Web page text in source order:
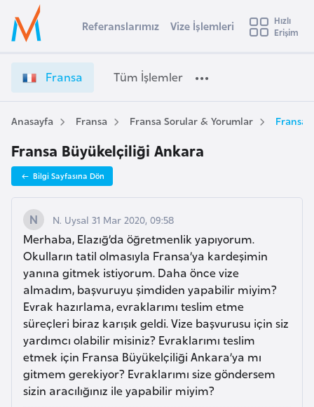
Ülke Seçimi
Başvuru yapmak istediğiniz ülkeyi seçin
Üye
Girişi
r
n
s
a
i
z
e
İ
ş
l
e
m
l
e
r
e
t
Referanslarımız Vize İşlemleri
Hızlı
Erişim
Fransa Tüm İşlemler
Anasayfa Fransa Fransa Sorular & Yorumlar Fransa
Fransa Büyükelçiliği Ankara
Bilgi Sayfasına Dön
N. Uysal 31 Mar 2020, 09:58
Merhaba, Elazığ’da öğretmenlik yapıyorum.
Okulların tatil olmasıyla Fransa’ya kardeşimin
yanına gitmek istiyorum. Daha önce vize
almadım, başvuruyu şimdiden yapabilir miyim?
Evrak hazırlama, evraklarımı teslim etme
süreçleri biraz karışık geldi. Vize başvurusu için siz
yardımcı olabilir misiniz? Evraklarımı teslim
etmek için Fransa Büyükelçiliği Ankara’ya mı
gitmem gerekiyor? Evraklarımı size göndersem
sizin aracılığınız ile yapabilir miyim?
s
t
r
a
A
u
s
t
u
r
y
a
A
z
e